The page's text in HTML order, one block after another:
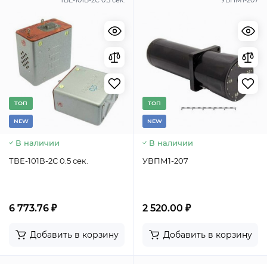
TОП
NEW
В наличии
ТВЕ-101В-2С 0.5 сек.
6 773.76 ₽
Добавить в корзину
TОП
NEW
В наличии
УВПМ1-207
2 520.00 ₽
Добавить в корзину